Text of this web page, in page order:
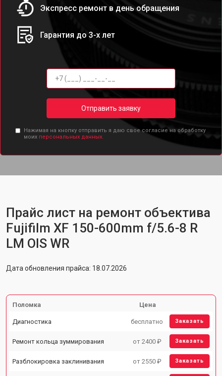
Экспресс ремонт в день обращения
Гарантия до 3-х лет
Отправить заявку
Нажимая на кнопку отправить я даю свое согласие на обработку
моих персональных данных.
Прайс лист на ремонт объектива
Fujifilm XF 150-600mm f/5.6-8 R
LM OIS WR
Дата обновления прайса: 18.07.2026
Поломка Цена
Диагностика бесплатно Заказать
Ремонт кольца зуммирования от 2400 ₽ Заказать
Разблокировка заклинивания от 2550 ₽ Заказать